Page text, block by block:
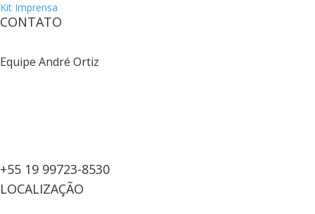
Kit Imprensa
CONTATO
Equipe André Ortiz
+55 19 99723-8530
LOCALIZAÇÃO